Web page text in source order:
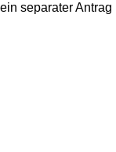
ein separater